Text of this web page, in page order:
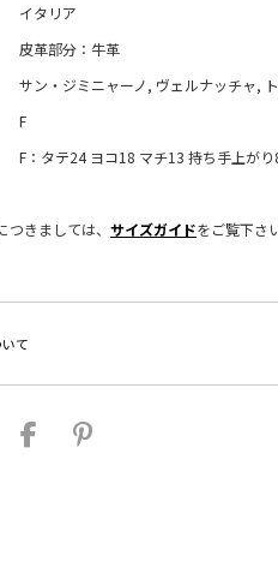
イタリア
皮革部分：牛革
サン・ジミニャーノ, ヴェルナッチャ,
F
F：タテ24 ヨコ18 マチ13 持ち手上が
つきましては、サイズガイドをご覧下さい
て